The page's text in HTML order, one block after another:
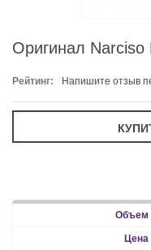
Оригинал Narciso
Рейтинг: Напишите отзыв